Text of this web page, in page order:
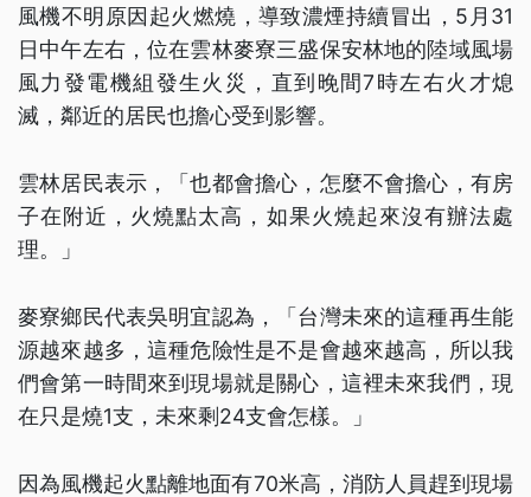
風機不明原因起火燃燒，導致濃煙持續冒出，5月31
日中午左右，位在雲林麥寮三盛保安林地的陸域風場
風力發電機組發生火災，直到晚間7時左右火才熄
滅，鄰近的居民也擔心受到影響。
雲林居民表示，「也都會擔心，怎麼不會擔心，有房
子在附近，火燒點太高，如果火燒起來沒有辦法處
理。」
麥寮鄉民代表吳明宜認為，「台灣未來的這種再生能
源越來越多，這種危險性是不是會越來越高，所以我
們會第一時間來到現場就是關心，這裡未來我們，現
在只是燒1支，未來剩24支會怎樣。」
因為風機起火點離地面有70米高，消防人員趕到現場